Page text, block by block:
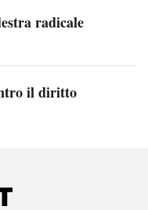
radicale
il diritto